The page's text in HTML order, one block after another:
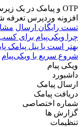
OTP و پیامک در یک زیرساخت
افزونه وردپرس تعرفه
تست رایگان ارسال
چرا ویکی‌پیام برای
بهتر است یا پنل پیامک
شروع سریع با ویکی‌پیام
ویکی پیام
داشبورد
ارسال پیامک
دریافت پیامک
شماره اختصاصی
گزارش ها
تنظیمات